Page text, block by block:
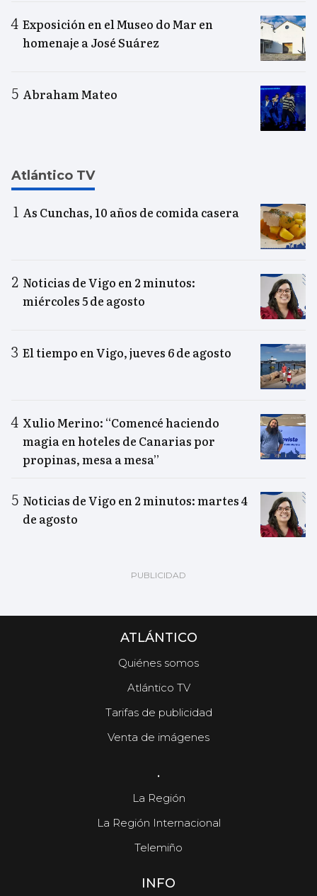
Exposición en el Museo do Mar en
homenaje a José Suárez
Abraham Mateo
Atlántico TV
As Cunchas, 10 años de comida casera
Noticias de Vigo en 2 minutos:
miércoles 5 de agosto
El tiempo en Vigo, jueves 6 de agosto
Xulio Merino: “Comencé haciendo
magia en hoteles de Canarias por
propinas, mesa a mesa”
Noticias de Vigo en 2 minutos: martes 4
de agosto
ATLÁNTICO
Quiénes somos
Atlántico TV
Tarifas de publicidad
Venta de imágenes
.
La Región
La Región Internacional
Telemiño
INFO